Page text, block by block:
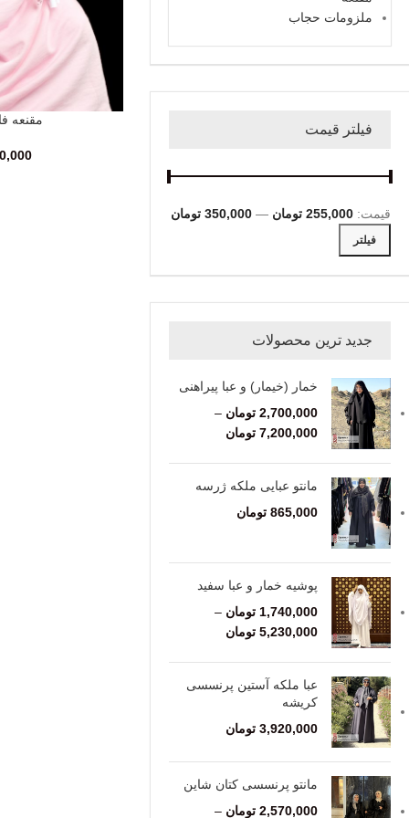
ملزومات حجاب
فیلتر قیمت
فیلتر
قیمت: 255,000 تومان — 350,000 تومان
جدید ترین محصولات
خمار (خیمار) و عبا پیراهنی
2,700,000 تومان –
7,200,000 تومان
مانتو عبایی ملکه ژرسه
865,000 تومان
پوشیه خمار و عبا سفید
1,740,000 تومان –
5,230,000 تومان
عبا ملکه آستین پرنسسی
کریشه
3,920,000 تومان
مانتو پرنسسی کتان شاین
2,570,000 تومان –
مقنعه